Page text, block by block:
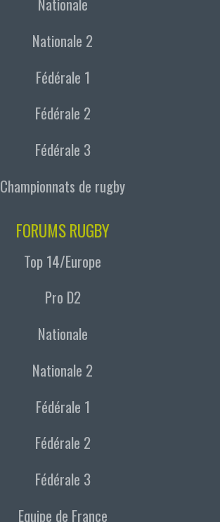
Nationale 2
Fédérale 1
Fédérale 2
Fédérale 3
Championnats de rugby
FORUMS RUGBY
Top 14/Europe
Pro D2
Nationale
Nationale 2
Fédérale 1
Fédérale 2
Fédérale 3
Equipe de France